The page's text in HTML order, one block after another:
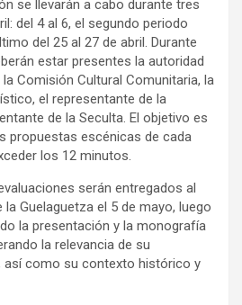
se llevarán a cabo durante tres
del 4 al 6, el segundo periodo
del 25 al 27 de abril. Durante
estar presentes la autoridad
Comisión Cultural Comunitaria, la
el representante de la
de la Seculta. El objetivo es
propuestas escénicas de cada
los 12 minutos.
serán entregados al
Guelaguetza el 5 de mayo, luego
la presentación y la monografía
la relevancia de su
así como su contexto histórico y